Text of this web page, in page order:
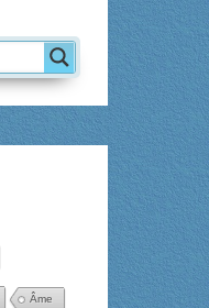
Âme